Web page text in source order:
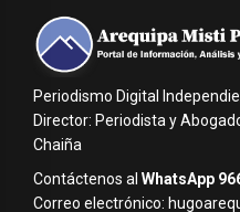
Periodismo Digital
Director: Periodista y
Chaiña
Contáctenos al WhatsApp
Correo electrónico: